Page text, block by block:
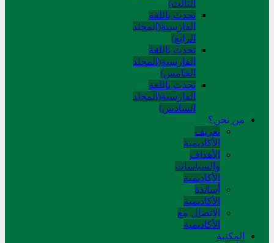
الثالث)
تحدث باللغة
الفارسية(المجلد
الرابع)
تحدث باللغة
الفارسية(المجلد
الخامس)
تحدث باللغة
الفارسية(المجلد
السادس)
من نحن؟
تعريف
الأكاديمية
الأهداف
والسياسات
الأكاديمية
أساتذة
الأكاديمية
الاتصال مع
الأكاديمية
المکتبة